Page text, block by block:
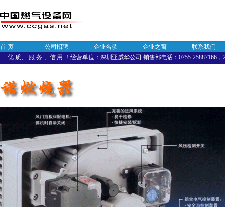
首 页 公司招聘 企业名录 企业之窗
联系我们
优 质、 服 务 、信 用 ！经营单位：深圳亚威华公司 销售部电话：0755-25887166